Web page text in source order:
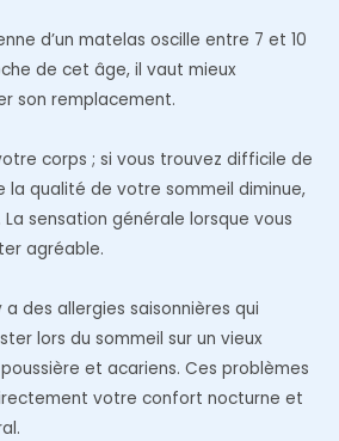
d’un matelas oscille entre 7 et 10
de cet âge, il vaut mieux
son remplacement.
corps ; si vous trouvez difficile de
la qualité de votre sommeil diminue,
sensation générale lorsque vous
agréable.
a des allergies saisonnières qui
lors du sommeil sur un vieux
et acariens. Ces problèmes
votre confort nocturne et